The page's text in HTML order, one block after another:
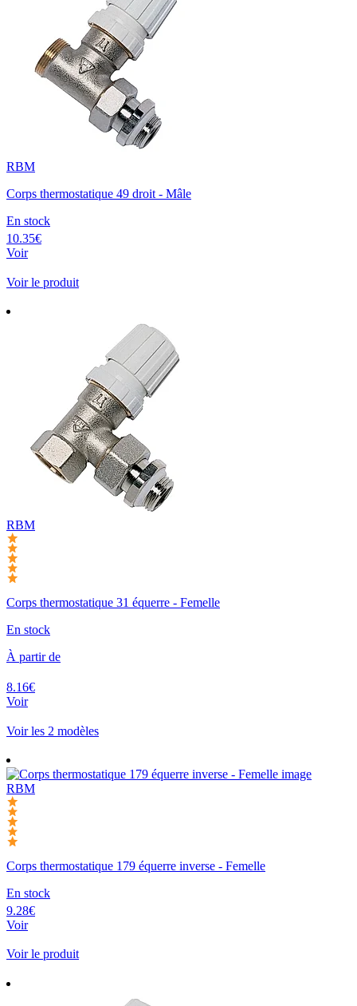
RBM
Corps thermostatique 49 droit - Mâle
En stock
10.35€
Voir
Voir le produit
RBM
Corps thermostatique 31 équerre - Femelle
En stock
À partir de
8.16€
Voir
Voir les 2 modèles
RBM
Corps thermostatique 179 équerre inverse - Femelle
En stock
9.28€
Voir
Voir le produit